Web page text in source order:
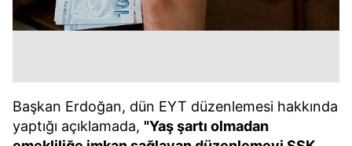
Başkan Erdoğan, dün EYT düzenlemesi hakkında
yaptığı açıklamada, "Yaş şartı olmadan